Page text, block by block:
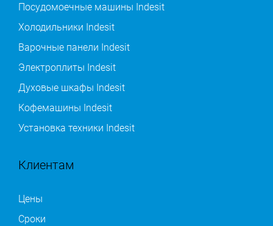
Посудомоечные машины Indesit
Холодильники Indesit
Варочные панели Indesit
Электроплиты Indesit
Духовые шкафы Indesit
Кофемашины Indesit
Установка техники Indesit
Клиентам
Цены
Сроки